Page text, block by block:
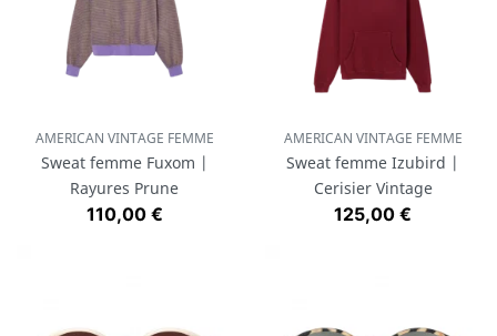
AMERICAN VINTAGE FEMME
Sweat femme Fuxom |
Rayures Prune
Prix
110,00 €
AMERICAN VINTAGE FEMME
Sweat femme Izubird |
Cerisier Vintage
Prix
125,00 €